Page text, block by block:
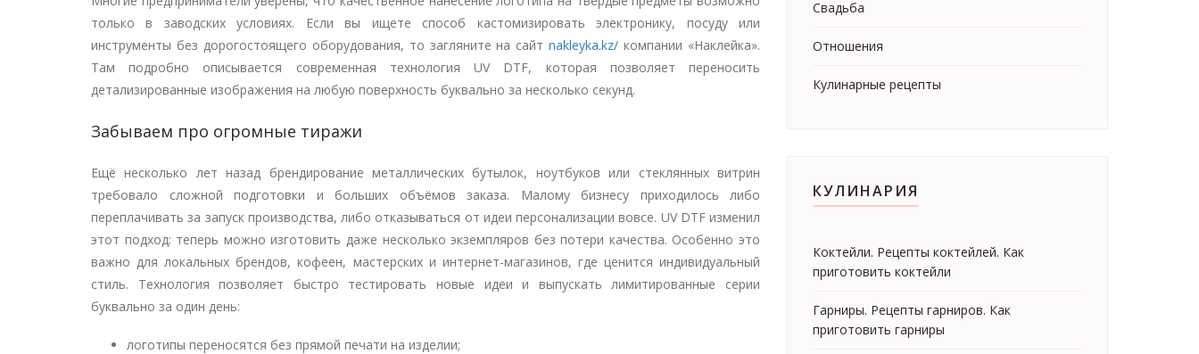
только в заводских условиях. Если вы ищете способ кастомизировать электронику, посуду или
инструменты без дорогостоящего оборудования, то загляните на сайтnakleyka.kz/ компании «Наклейка».
Там подробно описывается современная технология UV DTF, которая позволяет переносить
детализированные изображения на любую поверхность буквально за несколько секунд.
Забываем про огромные тиражи
Ещё несколько лет назад брендирование металлических бутылок, ноутбуков или стеклянных витрин
требовало сложной подготовки и больших объёмов заказа. Малому бизнесу приходилось либо
переплачивать за запуск производства, либо отказываться от идеи персонализации вовсе. UV DTF изменил
этот подход: теперь можно изготовить даже несколько экземпляров без потери качества. Особенно это
важно для локальных брендов, кофеен, мастерских и интернет-магазинов, где ценится индивидуальный
стиль. Технология позволяет быстро тестировать новые идеи и выпускать лимитированные серии
буквально за один день:
логотипы переносятся без прямой печати на изделии;
Свадьба
Отношения
Кулинарные рецепты
КУЛИНАРИЯ
Коктейли. Рецепты коктейлей. Как
приготовить коктейли
Гарниры. Рецепты гарниров. Как
приготовить гарниры